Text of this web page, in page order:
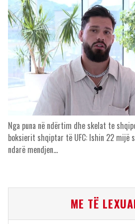
Nga puna në ndërtim dhe skelat te
boksierit shqiptar të UFC: Ishin 22 mijë
ndarë mendjen…
ME TË